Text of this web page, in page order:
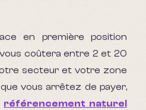
en première position
coûtera entre 2 et 20
secteur et votre zone
vous arrêtez de payer,
référencement naturel